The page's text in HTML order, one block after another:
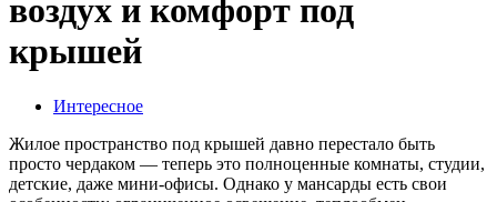
воздух и комфорт под
крышей
Интересное
Жилое пространство под крышей давно перестало быть
просто чердаком — теперь это полноценные комнаты, студии,
детские, даже мини-офисы. Однако у мансарды есть свои